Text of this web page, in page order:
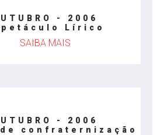
- 2006
Lírico
SAIBA MAIS
- 2006
confraternização